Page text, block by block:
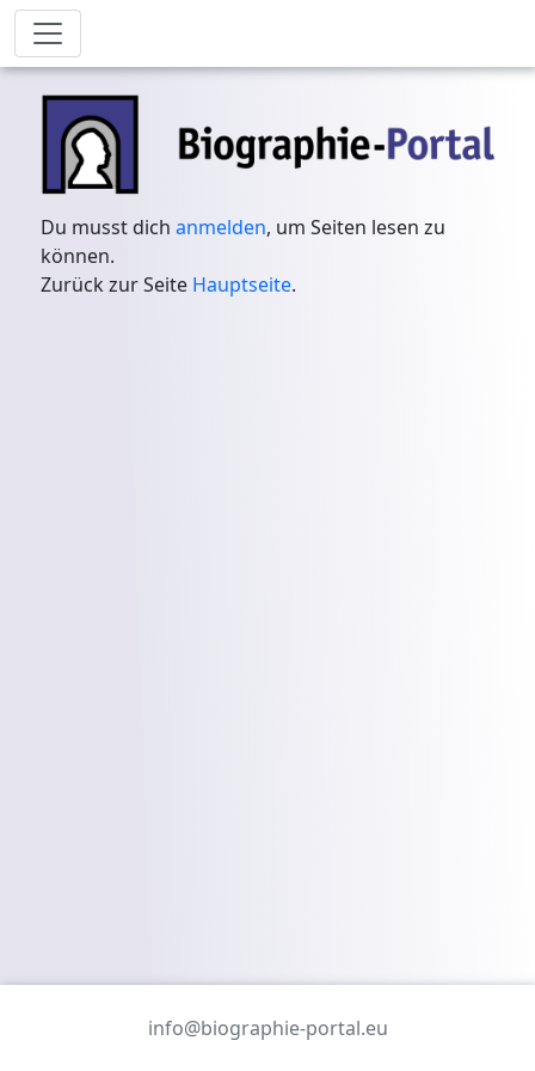
Du musst dichanmelden, um Seiten lesen zu
können.
Zurück zur Seite Hauptseite.
info@biographie-portal.eu